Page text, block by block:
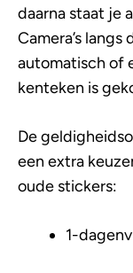
daarna staat je
Camera’s
automatisch of
kenteken is
De
een extra
oude stickers:
1-